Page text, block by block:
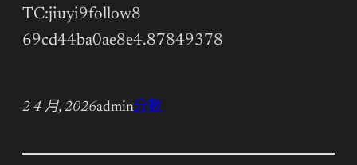
TC:jiuyi9follow8
69cd44ba0ae8e4.87849378
2 4 月, 2026admin分數